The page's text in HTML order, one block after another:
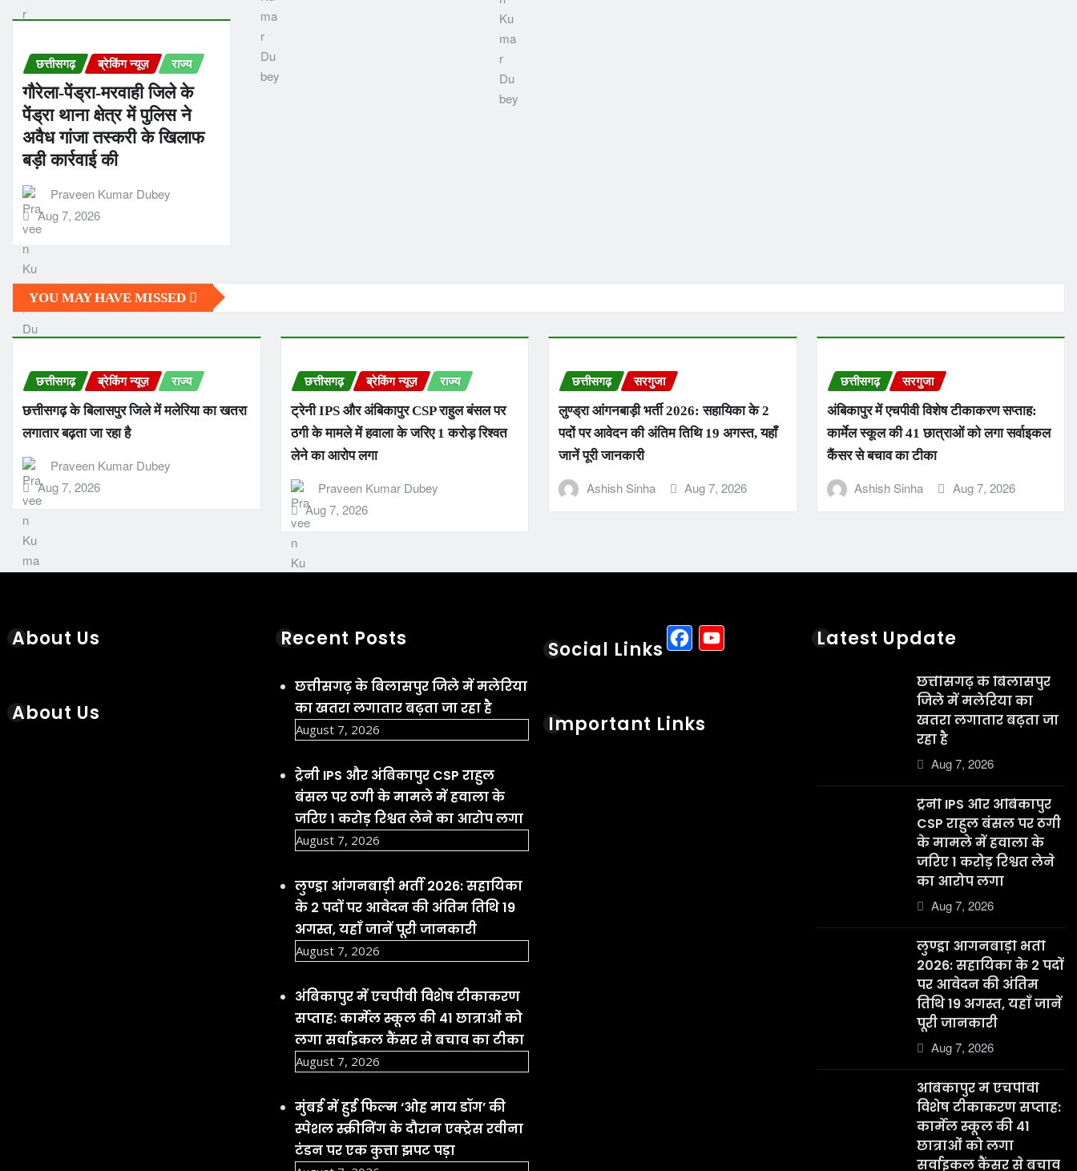
छत्तीसगढ़ ब्रेकिंग न्यूज़ राज्य
गौरेला-पेंड्रा-मरवाही जिले के
पेंड्रा थाना क्षेत्र में पुलिस ने
अवैध गांजा तस्करी के खिलाफ
बड़ी कार्रवाई की
Praveen Kumar Dubey
Aug 7, 2026
YOU MAY HAVE MISSED
छत्तीसगढ़ ब्रेकिंग न्यूज़ राज्य
छत्तीसगढ़ के बिलासपुर जिले में मलेरिया का खतरा
लगातार बढ़ता जा रहा है
Praveen Kumar Dubey
Aug 7, 2026
छत्तीसगढ़ ब्रेकिंग न्यूज़ राज्य
ट्रेनी IPS और अंबिकापुर CSP राहुल बंसल पर
ठगी के मामले में हवाला के जरिए 1 करोड़ रिश्वत
लेने का आरोप लगा
Praveen Kumar Dubey
Aug 7, 2026
छत्तीसगढ़ सरगुजा
लुण्ड्रा आंगनबाड़ी भर्ती 2026: सहायिका के 2
पदों पर आवेदन की अंतिम तिथि 19 अगस्त, यहाँ
जानें पूरी जानकारी
Ashish Sinha Aug 7, 2026
छत्तीसगढ़ सरगुजा
अंबिकापुर में एचपीवी विशेष टीकाकरण सप्ताह:
कार्मेल स्कूल की 41 छात्राओं को लगा सर्वाइकल
कैंसर से बचाव का टीका
Ashish Sinha Aug 7, 2026
About Us
About Us
Recent Posts
छत्तीसगढ़ के बिलासपुर जिले में मलेरिया
का खतरा लगातार बढ़ता जा रहा है
August 7, 2026
ट्रेनी IPS और अंबिकापुर CSP राहुल
बंसल पर ठगी के मामले में हवाला के
जरिए 1 करोड़ रिश्वत लेने का आरोप लगा
August 7, 2026
लुण्ड्रा आंगनबाड़ी भर्ती 2026: सहायिका
के 2 पदों पर आवेदन की अंतिम तिथि 19
अगस्त, यहाँ जानें पूरी जानकारी
August 7, 2026
अंबिकापुर में एचपीवी विशेष टीकाकरण
सप्ताह: कार्मेल स्कूल की 41 छात्राओं को
लगा सर्वाइकल कैंसर से बचाव का टीका
August 7, 2026
मुंबई में हुई फिल्म ‘ओह माय डॉग’ की
स्पेशल स्क्रीनिंग के दौरान एक्ट्रेस रवीना
टंडन पर एक कुत्ता झपट पड़ा
Social Links FacebookYouTube
Important Links
Latest Update
छत्तीसगढ़ के बिलासपुर
जिले में मलेरिया का
खतरा लगातार बढ़ता जा
रहा है
Aug 7, 2026
ट्रेनी IPS और अंबिकापुर
CSP राहुल बंसल पर ठगी
के मामले में हवाला के
जरिए 1 करोड़ रिश्वत लेने
का आरोप लगा
Aug 7, 2026
लुण्ड्रा आंगनबाड़ी भर्ती
2026: सहायिका के 2 पदों
पर आवेदन की अंतिम
तिथि 19 अगस्त, यहाँ जानें
पूरी जानकारी
Aug 7, 2026
अंबिकापुर में एचपीवी
विशेष टीकाकरण सप्ताह:
कार्मेल स्कूल की 41
छात्राओं को लगा
सर्वाइकल कैंसर से बचाव